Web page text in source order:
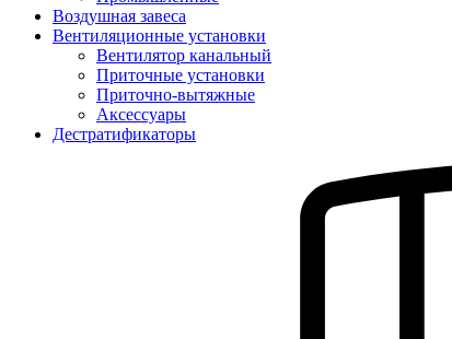
Воздушная завеса
Вентиляционные установки
Вентилятор канальный
Приточные установки
Приточно-вытяжные
Аксессуары
Дестратификаторы